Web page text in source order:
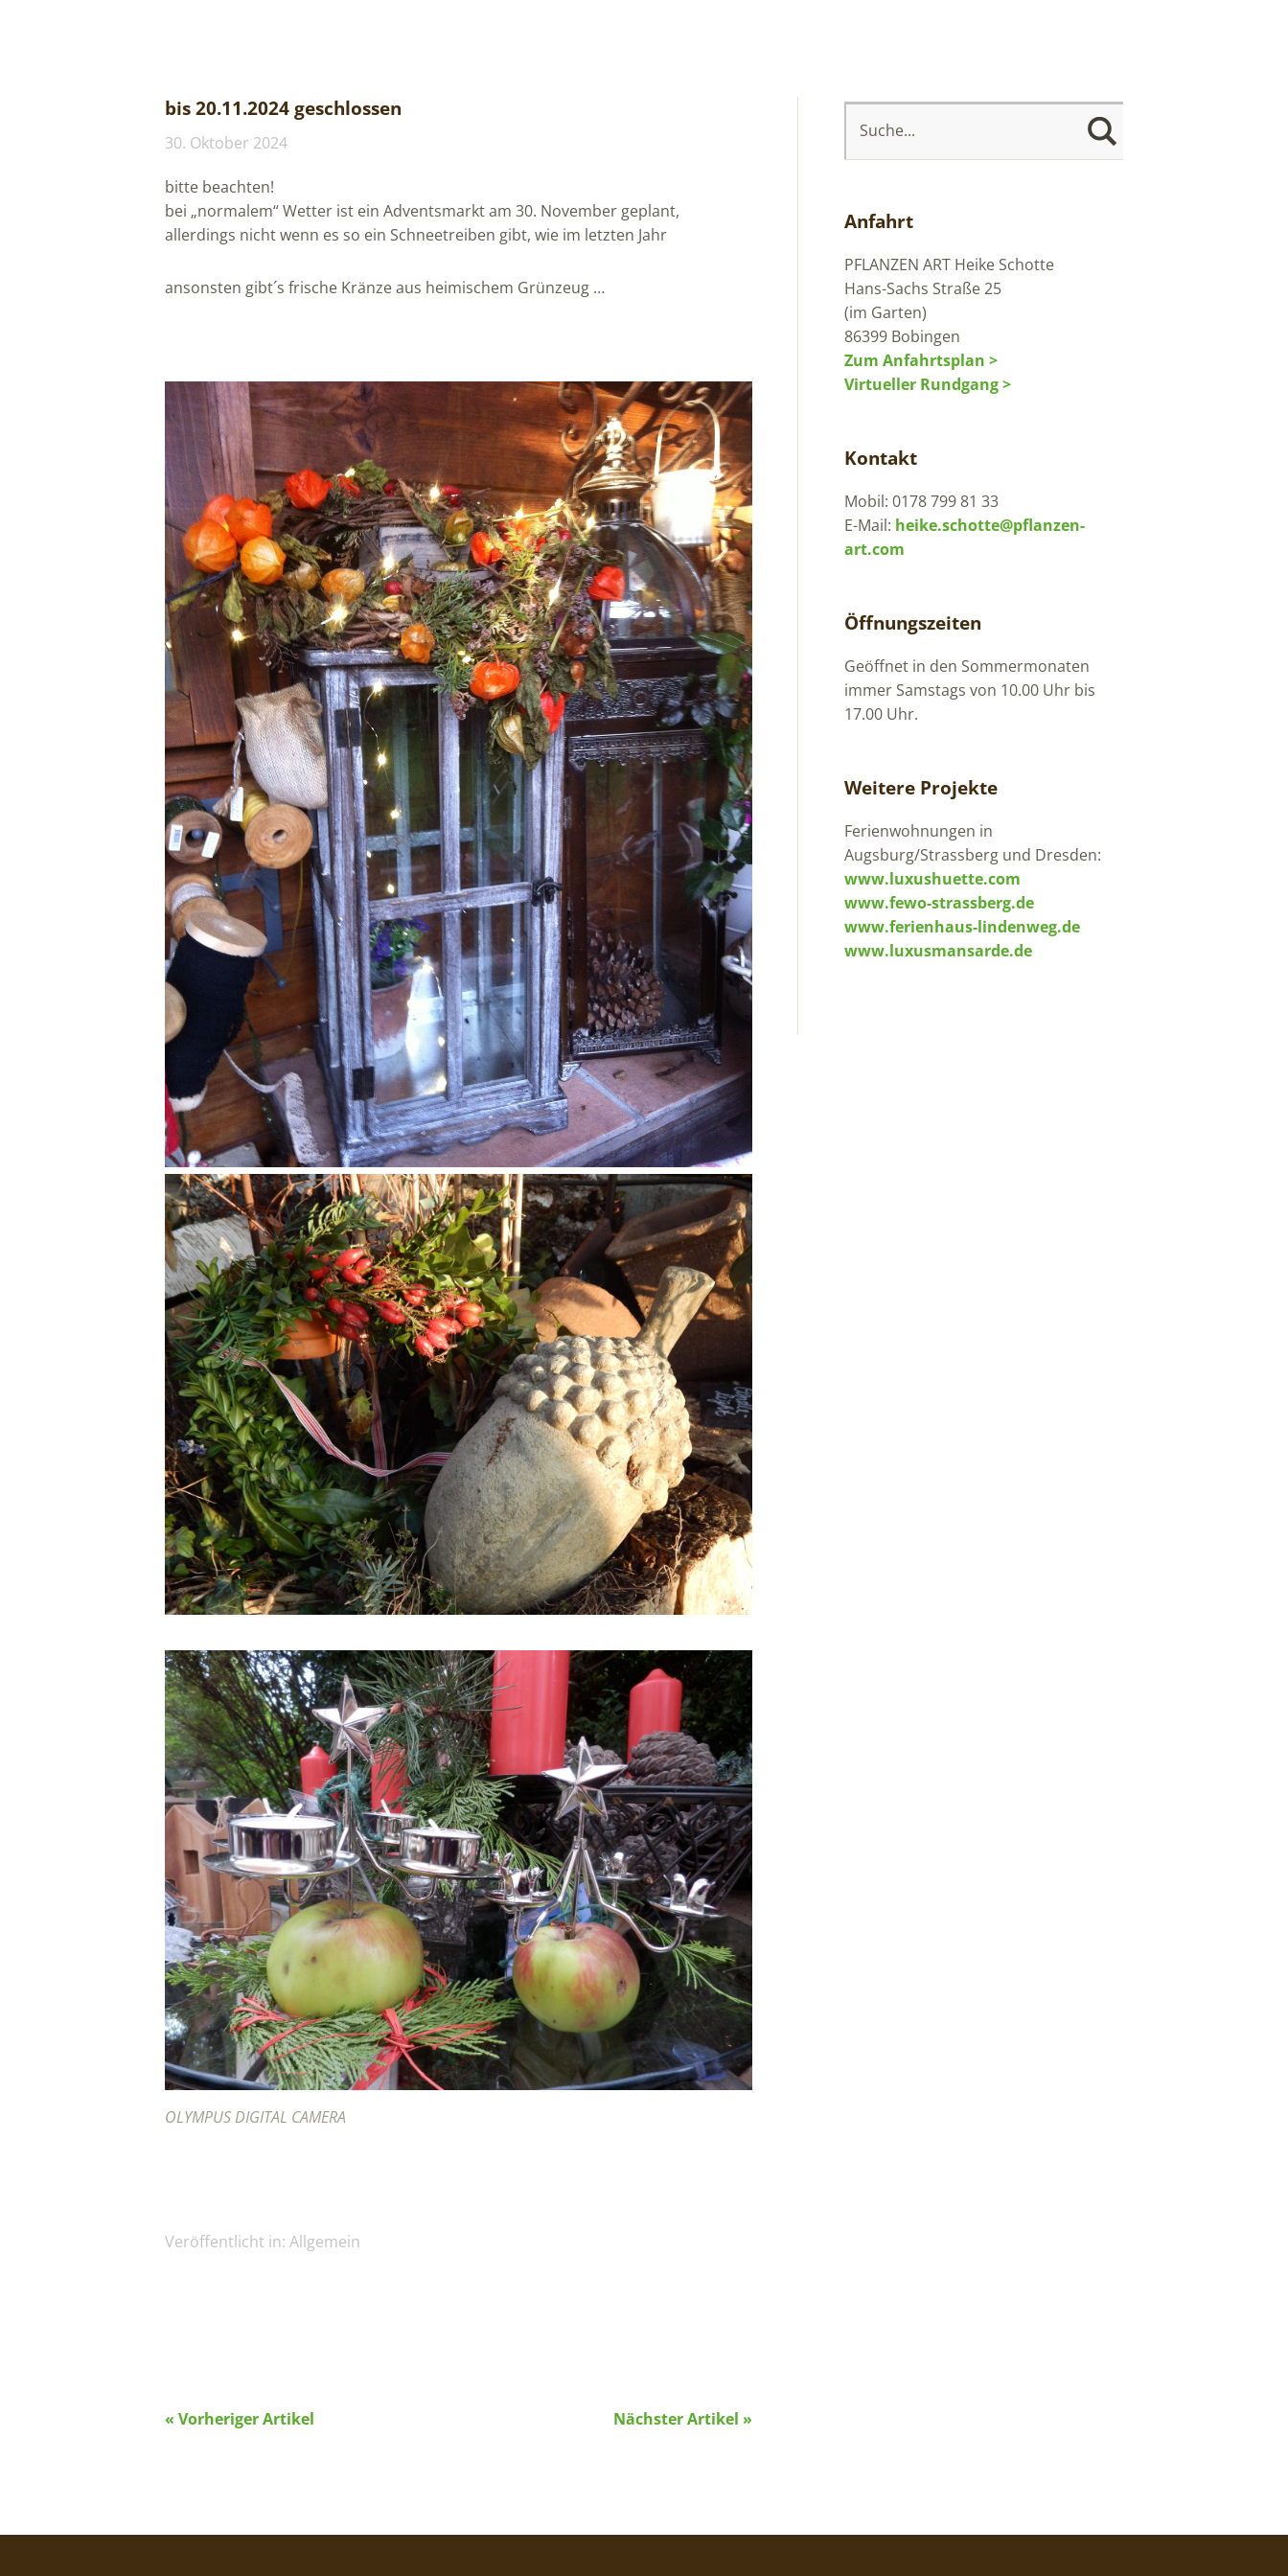
bis 20.11.2024 geschlossen
30. Oktober 2024
bitte beachten!
bei „normalem“ Wetter ist ein Adventsmarkt am 30. November geplant,
allerdings nicht wenn es so ein Schneetreiben gibt, wie im letzten Jahr
ansonsten gibt´s frische Kränze aus heimischem Grünzeug …
OLYMPUS DIGITAL CAMERA
Veröffentlicht in: Allgemein
Nächster Artikel »
« Vorheriger Artikel
Anfahrt
PFLANZEN ARTHeike Schotte
Hans-Sachs Straße 25
(im Garten)
86399 Bobingen
Zum Anfahrtsplan >
Virtueller Rundgang >
Kontakt
Mobil: 0178 799 81 33
E-Mail: heike.schotte@pflanzen-
art.com
Öffnungszeiten
Geöffnet in den Sommermonaten
immer Samstags von 10.00 Uhr bis
17.00 Uhr.
Weitere Projekte
Ferienwohnungen in
Augsburg/Strassberg und Dresden:
www.luxushuette.com
www.fewo-strassberg.de
www.ferienhaus-lindenweg.de
www.luxusmansarde.de